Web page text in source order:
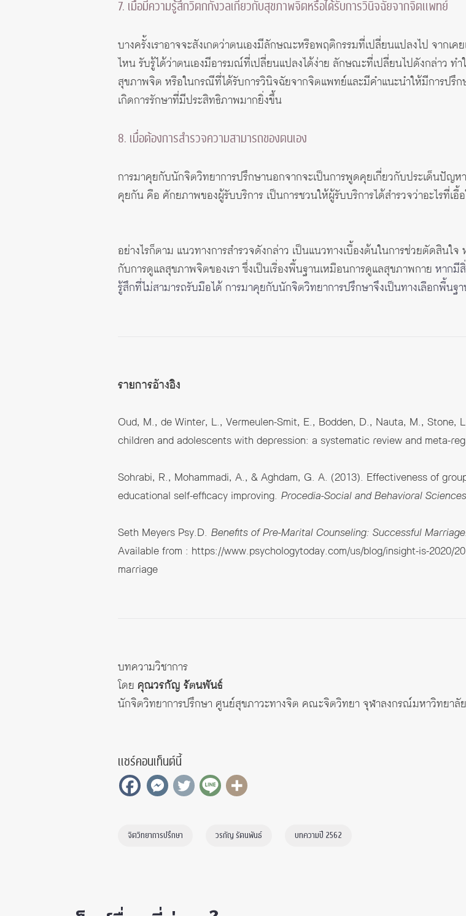
7. เมื่อมีความรู้สึกวิตกกังวลเกี่ยวกับสุขภาพจิตหรือได้รับการวินิจฉัยจากจิตแพทย์
บางครั้งเราอาจจะสังเกตว่าตนเองมีลักษณะหรือพฤติกรรมที่เปลี่ยนแปลงไป จากเ
ไหน รับรู้ได้ว่าตนเองมีอารมณ์ที่เปลี่ยนแปลงได้ง่าย ลักษณะที่เปลี่ยนไปดังกล่าว ทำ
สุขภาพจิต หรือในกรณีที่ได้รับการวินิจฉัยจากจิตแพทย์และมีคำแนะนำให้มีการปรึ
เกิดการรักษาที่มีประสิทธิภาพมากยิ่งขึ้น
8. เมื่อต้องการสำรวจความสามารถของตนเอง
การมาคุยกับนักจิตวิทยาการปรึกษานอกจากจะเป็นการพูดคุยเกี่ยวกับประเด็นปัญ
คุยกัน คือ ศักยภาพของผู้รับบริการ เป็นการชวนให้ผู้รับบริการได้สำรวจว่าอะไรที่เอื้
อย่างไรก็ตาม แนวทางการสำรวจดังกล่าว เป็นแนวทางเบื้องต้นในการช่วยตัดสิน
กับการดูแลสุขภาพจิตของเรา ซึ่งเป็นเรื่องพื้นฐานเหมือนการดูแลสุขภาพกาย หากมี
รู้สึกที่ไม่สามารถรับมือได้ การมาคุยกับนักจิตวิทยาการปรึกษาจึงเป็นทางเลือกพื้น
รายการอ้างอิง
Oud, M., de Winter, L., Vermeulen-Smit, E., Bodden, D., Nauta, M.,
children and adolescents with depression: a systematic review and meta-
Sohrabi, R., Mohammadi, A., & Aghdam, G. A. (2013). Effectiveness of
educational self-efficacy improving. Procedia-Social and Behavioral
Seth Meyers Psy.D. Benefits of Pre-Marital Counseling: Successful Marriage
Available from : https://www.psychologytoday.com/us/blog/insight-is-2020/
marriage
บทความวิชาการ
โดย คุณวรกัญ รัตนพันธ์
นักจิตวิทยาการปรึกษา ศูนย์สุขภาวะทางจิต คณะจิตวิทยา จุฬาลงกรณ์มหาวิทยาลัย
แชร์คอนเท็นต์นี้
จิตวิทยาการปรึกษา วรกัญ รัตนพันธ์ บทความปี 2562